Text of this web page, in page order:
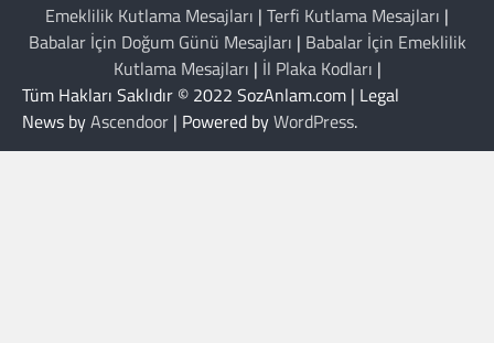
Emeklilik Kutlama Mesajları | Terfi Kutlama Mesajları |
Babalar İçin Doğum Günü Mesajları | Babalar İçin Emeklilik
Kutlama Mesajları | İl Plaka Kodları |
Tüm Hakları Saklıdır © 2022 SozAnlam.com | Legal
News byAscendoor | Powered byWordPress.